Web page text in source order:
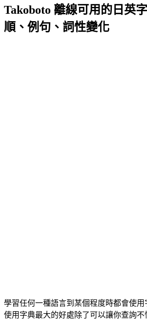
Takoboto 離線可用的日英
順、例句、詞性變化
學習任何一種語言到某個程度時都會使
使用字典最大的好處除了可以讓你查詢